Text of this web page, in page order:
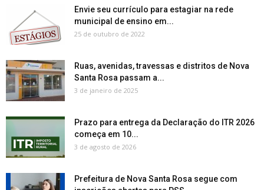
Envie seu currículo para estagiar na rede
municipal de ensino em...
25 de outubro de 2022
Ruas, avenidas, travessas e distritos de Nova
Santa Rosa passam a...
3 de janeiro de 2025
Prazo para entrega da Declaração do ITR 2026
começa em 10...
3 de agosto de 2026
Prefeitura de Nova Santa Rosa segue com